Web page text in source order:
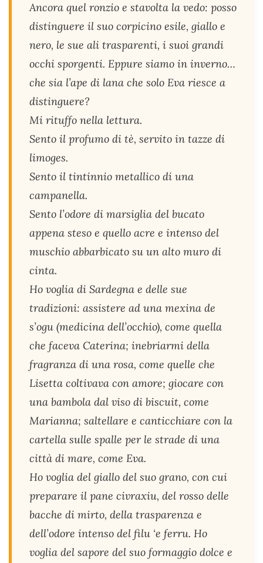
Ancora quel ronzio e stavolta la vedo: posso
distinguere il suo corpicino esile, giallo e
nero, le sue ali trasparenti, i suoi grandi
occhi sporgenti. Eppure siamo in inverno…
che sia l’ape di lana che solo Eva riesce a
distinguere?
Mi rituffo nella lettura.
Sento il profumo di tè, servito in tazze di
limoges.
Sento il tintinnio metallico di una
campanella.
Sento l’odore di marsiglia del bucato
appena steso e quello acre e intenso del
muschio abbarbicato su un alto muro di
cinta.
Ho voglia di Sardegna e delle sue
tradizioni: assistere ad una mexina de
s’ogu (medicina dell’occhio), come quella
che faceva Caterina; inebriarmi della
fragranza di una rosa, come quelle che
Lisetta coltivava con amore; giocare con
una bambola dal viso di biscuit, come
Marianna; saltellare e canticchiare con la
cartella sulle spalle per le strade di una
città di mare, come Eva.
Ho voglia del giallo del suo grano, con cui
preparare il pane civraxiu, del rosso delle
bacche di mirto, della trasparenza e
dell’odore intenso del filu ‘e ferru. Ho
voglia del sapore del suo formaggio dolce e